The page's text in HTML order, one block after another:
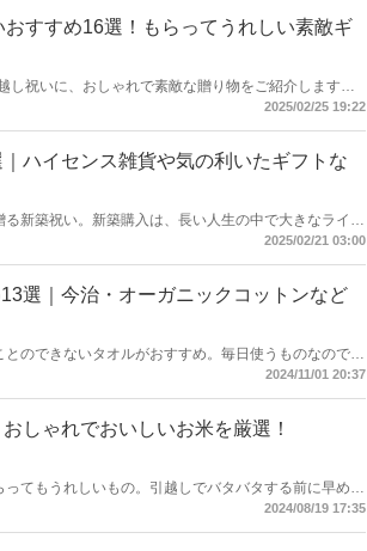
すすめ16選！もらってうれしい素敵ギ
し祝いに、おしゃれで素敵な贈り物をご紹介します。
するのも後回しになりがち。引越しの後も、日常の生
2025/02/25 19:22
ハイセンス雑貨や気の利いたギフトな
新築祝い。新築購入は、長い人生の中で大きなライフ
贈り物でお祝いしませんか？今回は、新築祝いの中で
2025/02/21 03:00
選｜今治・オーガニックコットンなど
のできないタオルがおすすめ。毎日使うものなので消
けて、必要な時に使ってもらえるので気の利いたギフ
2024/11/01 20:37
しゃれでおいしいお米を厳選！
てもうれしいもの。引越しでバタバタする前に早めに
らないので、もらう方も渡す方にもおすすめです。初
2024/08/19 17:35